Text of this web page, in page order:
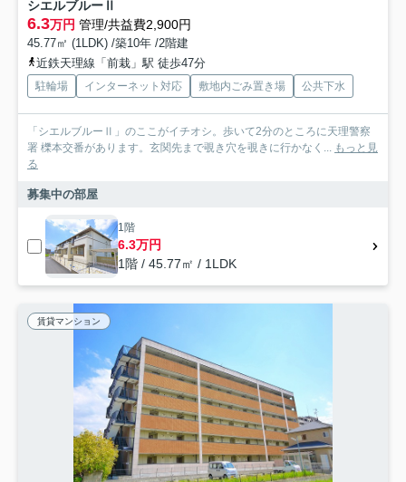
シエルブルーⅡ
6.3万円 管理/共益費2,900円
45.77㎡ (1LDK) /築10年 /2階建
近鉄天理線「前栽」駅 徒歩47分
駐輪場 インターネット対応 敷地内ごみ置き場 公共下水
「シエルブルーⅡ」のここがイチオシ。歩いて2分のところに天理警察
署 櫟本交番があります。玄関先まで覗き穴を覗きに行かなく... もっと見
る
募集中の部屋
1階
6.3万円
1階 / 45.77㎡ / 1LDK
賃貸マンション